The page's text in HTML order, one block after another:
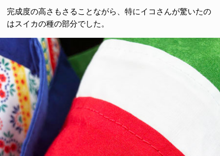
完成度の高さもさることながら、特にイコさんが驚いたの
はスイカの種の部分でした。